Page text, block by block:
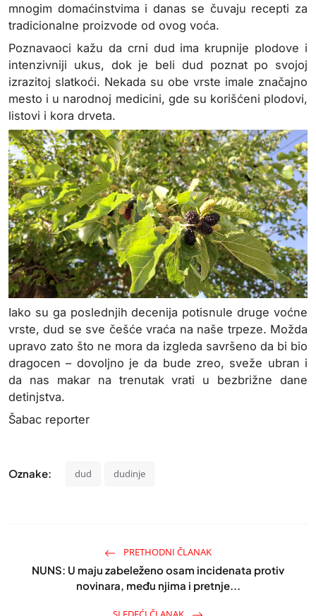
mnogim domaćinstvima i danas se čuvaju recepti za
tradicionalne proizvode od ovog voća.
Poznavaoci kažu da crni dud ima krupnije plodove i
intenzivniji ukus, dok je beli dud poznat po svojoj
izrazitoj slatkoći. Nekada su obe vrste imale značajno
mesto i u narodnoj medicini, gde su korišćeni plodovi,
listovi i kora drveta.
Iako su ga poslednjih decenija potisnule druge voćne
vrste, dud se sve češće vraća na naše trpeze. Možda
upravo zato što ne mora da izgleda savršeno da bi bio
dragocen – dovoljno je da bude zreo, sveže ubran i
da nas makar na trenutak vrati u bezbrižne dane
detinjstva.
Šabac reporter
Oznake: dud dudinje
PRETHODNI ČLANAK
NUNS: U maju zabeleženo osam incidenata protiv
novinara, među njima i pretnje...